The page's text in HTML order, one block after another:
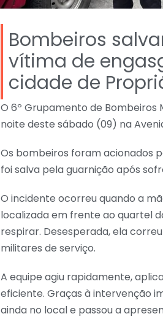
Bombeiros
vítima de
cidade de
O 6º Grupamento de Bombeiros
noite deste sábado (09) na
Os bombeiros foram acionados
foi salva pela guarnição após
O incidente ocorreu quando a
localizada em frente ao quartel
respirar. Desesperada, ela
militares de serviço.
A equipe agiu rapidamente,
eficiente. Graças à intervenção
ainda no local e passou a